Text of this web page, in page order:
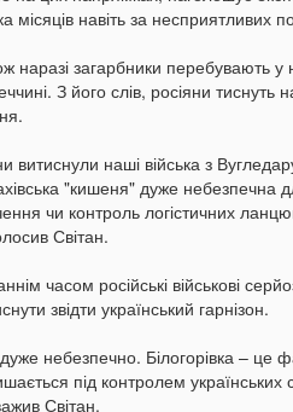
місяців навіть за несприятливих
наразі загарбники перебувають у
З його слів, росіяни тиснуть
витиснули наші війська з
"кишеня" дуже
чи контроль логістичних
Світан.
часом російські військові
звідти український гарнізон.
небезпечно. Білогорівка – це
під контролем українських
Світан.